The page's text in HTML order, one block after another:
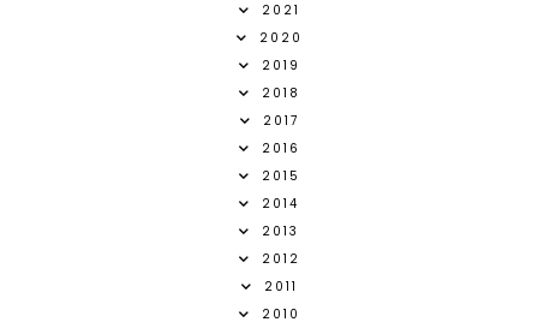
2021
2020
2019
2018
2017
2016
2015
2014
2013
2012
2011
2010